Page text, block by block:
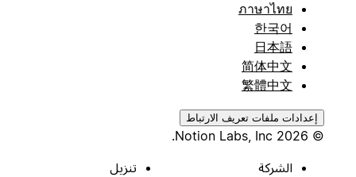
ภาษาไทย
한국어
日本語
简体中文
繁體中文
إعدادات ملفات تعريف الارتباط
الشركة
تنزيل